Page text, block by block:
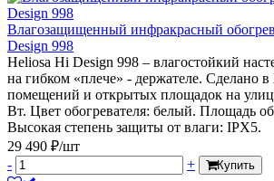
Влагозащищенный инфракрасный
Design 998
Heliosa Hi Design 998 – влагостойкий
на гибком «плече» - держателе. Сделано
помещений и открытых площадок на
Вт. Цвет обогревателя: белый. Площадь
Высокая степень защиты от влаги: IPX5.
29 490 ₽/шт
-
+ Купить